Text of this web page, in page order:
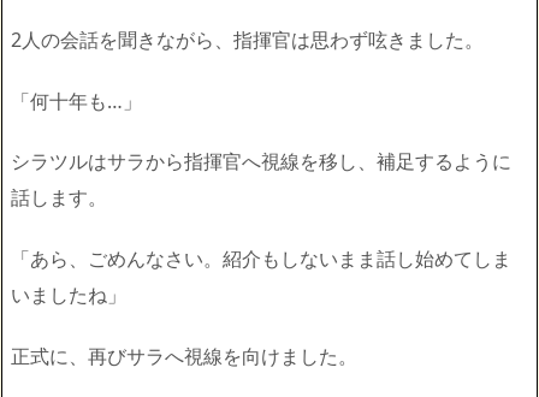
2人の会話を聞きながら、指揮官は思わず呟きました。
「何十年も…」
シラツルはサラから指揮官へ視線を移し、補足するように
話します。
「あら、ごめんなさい。紹介もしないまま話し始めてしま
いましたね」
正式に、再びサラへ視線を向けました。